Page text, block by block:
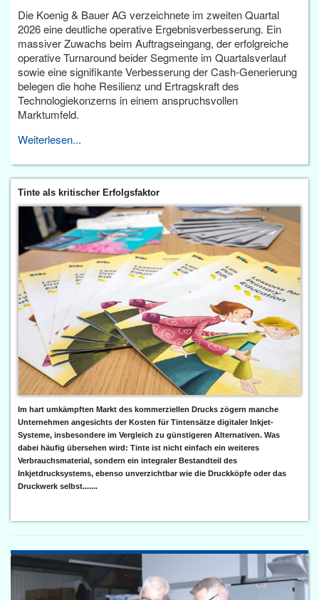
Die Koenig & Bauer AG verzeichnete im zweiten Quartal
2026 eine deutliche operative Ergebnisverbesserung. Ein
massiver Zuwachs beim Auftragseingang, der erfolgreiche
operative Turnaround beider Segmente im Quartalsverlauf
sowie eine signifikante Verbesserung der Cash-Generierung
belegen die hohe Resilienz und Ertragskraft des
Technologiekonzerns in einem anspruchsvollen
Marktumfeld.
Weiterlesen...
Tinte als kritischer Erfolgsfaktor
Im hart umkämpften Markt des kommerziellen Drucks zögern manche
Unternehmen angesichts der Kosten für Tintensätze digitaler Inkjet-
Systeme, insbesondere im Vergleich zu günstigeren Alternativen. Was
dabei häufig übersehen wird: Tinte ist nicht einfach ein weiteres
Verbrauchsmaterial, sondern ein integraler Bestandteil des
Inkjetdrucksystems, ebenso unverzichtbar wie die Druckköpfe oder das
Druckwerk selbst.......